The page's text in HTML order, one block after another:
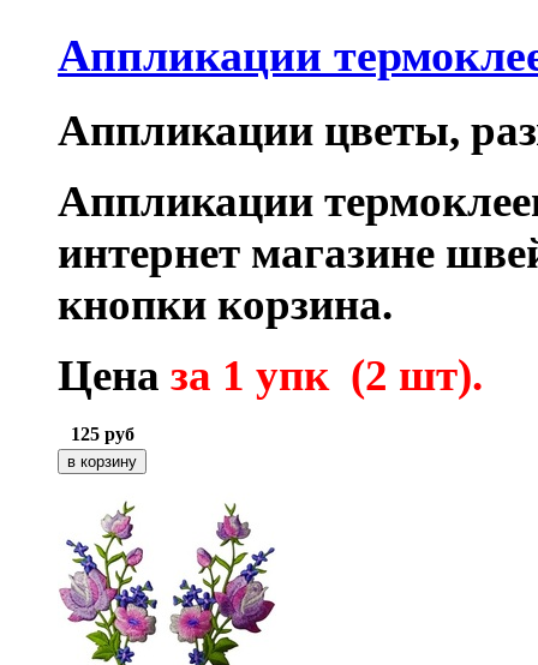
Аппликации
Аппликации цветы,
Аппликации
интернет магазине
кнопки корзина.
Цена за 1 упк (2 шт).
125 руб